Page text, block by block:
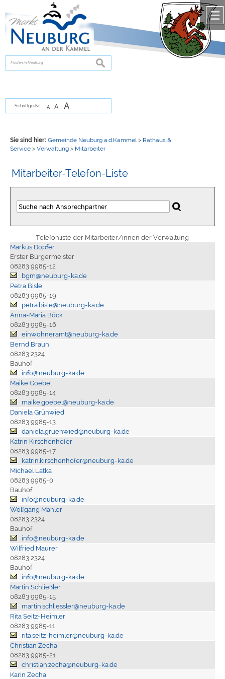
zur Navigationoder
springen.
suchen
Schriftgröße A A A
Sie sind hier: Gemeinde Neuburg a.d.Kammel > Rathaus &
Service> Verwaltung> Mitarbeiter
Mitarbeiter-Telefon-Liste
Telefonliste der Mitarbeiter/innen der Verwaltung
Markus Dopfer
Erster Bürgermeister
08283 9985-12
bgm@neuburg-ka.de
Petra Bisle
08283 9985-19
petra.bisle@neuburg-ka.de
Anna-Maria Böck
08283 9985-16
einwohneramt@neuburg-ka.de
Bernd Braun
08283 2324
Bauhof
info@neuburg-ka.de
Maike Goebel
08283 9985-14
maike.goebel@neuburg-ka.de
Daniela Grünwied
08283 9985-13
daniela.gruenwied@neuburg-ka.de
Katrin Kirschenhofer
08283 9985-17
katrin.kirschenhofer@neuburg-ka.de
Michael Latka
08283 9985-0
Bauhof
info@neuburg-ka.de
Wolfgang Mahler
08283 2324
Bauhof
info@neuburg-ka.de
Wilfried Maurer
08283 2324
Bauhof
info@neuburg-ka.de
Martin Schließler
08283 9985-15
martin.schliessler@neuburg-ka.de
Rita Seitz-Heimler
08283 9985-11
rita.seitz-heimler@neuburg-ka.de
Christian Zecha
08283 9985-21
christian.zecha@neuburg-ka.de
Karin Zecha